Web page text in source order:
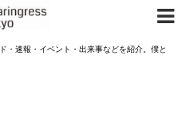
・速報・イベント・出来事などを紹介。僕と